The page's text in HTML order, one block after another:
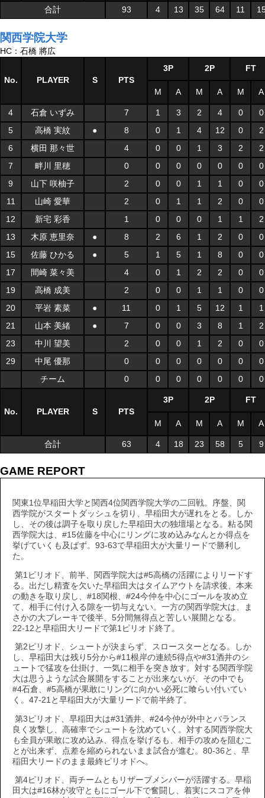
合計 93 4 13 35 64 11
関西学院大学
HC：石橋 將広
No. PLAYER S PTS
3P 2P FT
M A M A M A
4 石倉 いずみ 7 1 3 2 4 0
0
5
高橋 実紋 ● 8 0 1 4 12 0
2
6
横田 那々世 4 0 0 1 3 2
2
7
畔川 里穂 0 0 0 0 0 0
0
9
山下 咲柚子 2 0 0 1 1 0
0
11
山崎 愛華 2 0 1 1 2 0
0
12
新宅 彩香 1 0 0 0 1 1
2
13
木原 恵里奈 ● 8 2 6 1 2 0
0
15
佐藤 ひかる ● 5 1 5 1 8 0
0
17
間崎 菜々美 4 0 1 2 2 0
0
19
高橋 成美 2 0 0 1 1 0
0
20
平岩 素菜 ● 11 0 1 5 12 1
1
21
山本 美緒 ● 7 0 0 3 8 1
2
23
中川 望美 2 0 0 1 2 0
0
29
中尾 優那 0 0 0 0 0 0
0
チーム
0 0 0 0 0 0 0
No. PLAYER S PTS
3P 2P FT
M A M A M A
合計 63 4 18 23 58 5 9
GAME REPORT
関東1位早稲田大学と関西4位関西学院大学の二回戦。序盤、関
西学院がスタートダッシュを切り、早稲田大が遅れをとる。しか
し、その後は調子を取り戻した早稲田大の独壇場となる。粘る関
西学院大は、#15佐藤を中心にリングに攻め込みなんとか得点を
挙げていくも及ばず。93-63で早稲田大が大量リードで勝利し
た。
第1ピリオド、前半、関西学院大は#5高橋の活躍によりリードす
る。出だし精査を欠いた早稲田大はタイムアウトを請求後、本来
の動きを取り戻し、#18関根、#24今仲を中心にゴールを攻め立
て、相手に付け入る隙を一切与えない。一方の関西学院大は、ま
さかの大ブレーキで後半、5分間無得点と苦しい展開となる。
22-12と早稲田大リードで第1ピリオド終了。
第2ピリオド、シュートが決まらず、スロースターとなる。しか
し、早稲田大は残り5分から#11根岸の連続5得点や#31酒井のシ
ュートで猛攻を仕掛け、一気に相手を突き放す。対する関西学院
大は思うような試合展開をすることが出来ないが、その中でも
#4石倉、#5高橋が果敢にリングに向かい必死に喰らい付いてい
く。47-21と早稲田大が大量リードで前半終了。
第3ピリオド、早稲田大は#31酒井、#24今仲が外中とバランス
良く攻撃し、高確率でシュートを沈めていく。対する関西学院大
も全員が果敢に攻め込み、得点を挙げるも、相手の攻めを阻むこ
とが出来ず、点差を縮められないまま試合が進む。80-36と、早
稲田大リードのまま最終ピリオドへ。
第4ピリオド、両チームともリザーブメンバーが活躍する。早稲
田大は#16林が攻守ともにゴール下で奮闘し、着実にスコアを伸